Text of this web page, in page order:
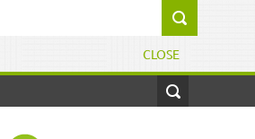
CLOSE